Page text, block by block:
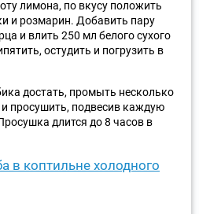
лимона, по вкусу положить
и розмарин. Добавить пару
и влить 250 мл белого сухого
остудить и погрузить в
достать, промыть несколько
просушить, подвесив каждую
длится до 8 часов в
в коптильне холодного